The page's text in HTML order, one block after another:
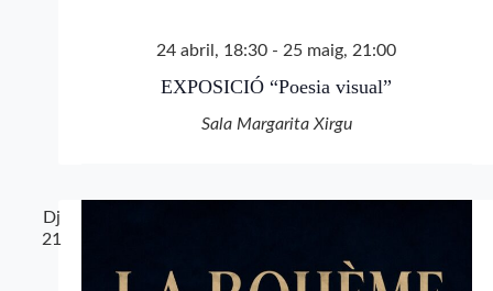
24 abril, 18:30 - 25 maig, 21:00
EXPOSICIÓ “Poesia visual”
Sala Margarita Xirgu
Dj
21